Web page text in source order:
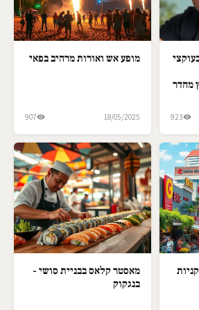
בעוקצי
מחדר
923
מופע אש ואורות מרהיב בפאי
18/05/2025
907
מאסטר קלאס בבניית סושי -
בנגקוק